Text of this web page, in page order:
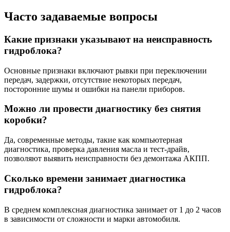
Часто задаваемые вопросы
Какие признаки указывают на неисправность
гидроблока?
Основные признаки включают рывки при переключении
передач, задержки, отсутствие некоторых передач,
посторонние шумы и ошибки на панели приборов.
Можно ли провести диагностику без снятия
коробки?
Да, современные методы, такие как компьютерная
диагностика, проверка давления масла и тест-драйв,
позволяют выявить неисправности без демонтажа АКПП.
Сколько времени занимает диагностика
гидроблока?
В среднем комплексная диагностика занимает от 1 до 2 часов
в зависимости от сложности и марки автомобиля.